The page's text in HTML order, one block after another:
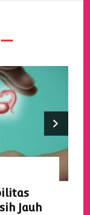
Jauh